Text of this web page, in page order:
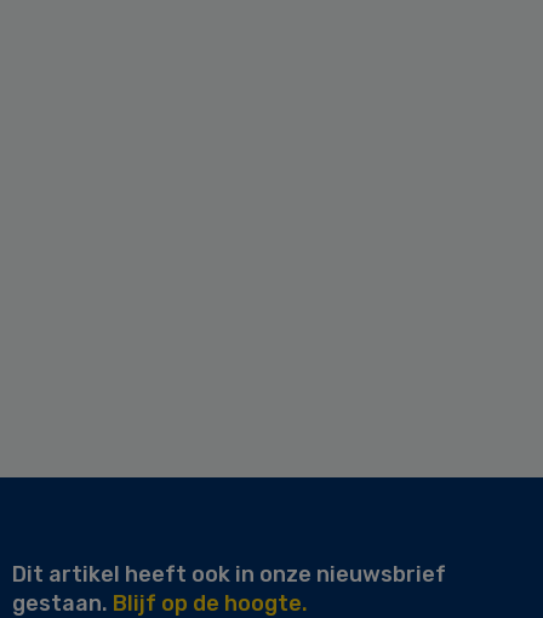
Dit artikel heeft ook in onze nieuwsbrief
gestaan. Blijf op de hoogte.